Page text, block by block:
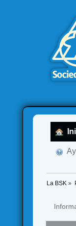
La BSK »